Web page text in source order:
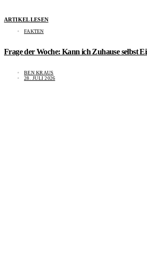
ARTIKEL LESEN
FAKTEN
Frage der Woche: Kann ich Zuhause selbst
BEN KRAUS
28. JULI 2026